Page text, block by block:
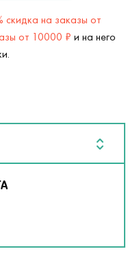
скидка на заказы от
от 10000 ₽ и на него